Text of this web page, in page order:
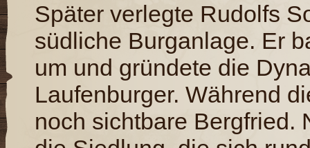
Später verlegte Rudolfs
südliche Burganlage. Er
um und gründete die
Laufenburger. Während
noch sichtbare Bergfried.